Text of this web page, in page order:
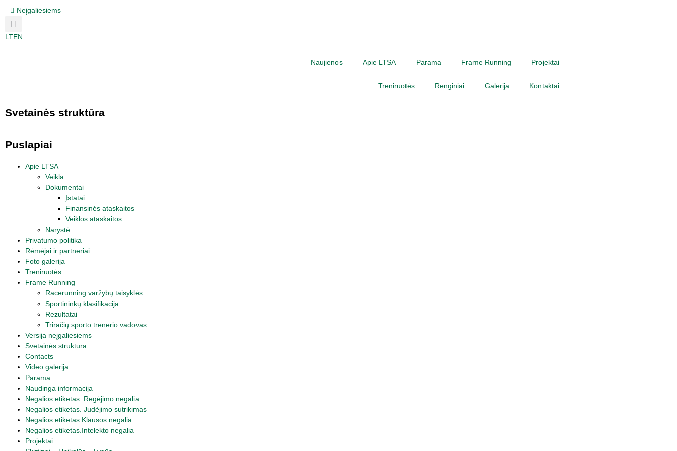
Neįgaliesiems
LTEN
Naujienos Apie LTSA Parama Frame Running Projektai
Treniruotės Renginiai Galerija Kontaktai
Svetainės struktūra
Puslapiai
Apie LTSA
Veikla
Dokumentai
Įstatai
Finansinės ataskaitos
Veiklos ataskaitos
Narystė
Privatumo politika
Rėmėjai ir partneriai
Foto galerija
Treniruotės
Frame Running
Racerunning varžybų taisyklės
Sportininkų klasifikacija
Rezultatai
Triračių sporto trenerio vadovas
Versija neįgaliesiems
Svetainės struktūra
Contacts
Video galerija
Parama
Naudinga informacija
Negalios etiketas. Regėjimo negalia
Negalios etiketas. Judėjimo sutrikimas
Negalios etiketas.Klausos negalia
Negalios etiketas.Intelekto negalia
Projektai